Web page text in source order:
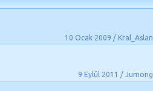
10 Ocak 2009 / Kral_Aslan
9 Eylül 2011 / Jumong